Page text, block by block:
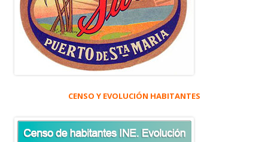
CENSO Y EVOLUCIÓN HABITANTES